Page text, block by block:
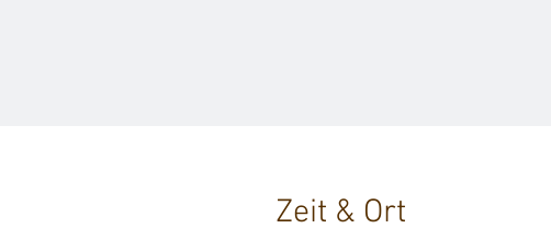
Zeit & Ort